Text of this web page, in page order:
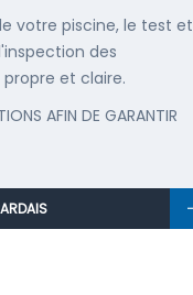
votre piscine, le test et
des
et claire.
AFIN DE GARANTIR